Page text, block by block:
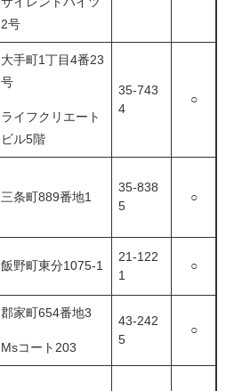
2号
大手町1丁目4番23
号
ライフクリエート
ビル5階
35-743
4
○
三条町889番地1
35-838
5
○
飯野町東分1075-1
21-122
1
○
郡家町654番地3
Msコート203
43-242
5
○